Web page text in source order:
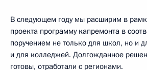
В следующем году мы расширим в
проекта программу капремонта в
поручением не только для школ, но и
и для колледжей. Долгожданное
готовы, отработали с регионами.